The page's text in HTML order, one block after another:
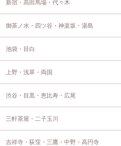
新宿・高田馬場・代々木
御茶ノ水・四ツ谷・神楽坂・湯島
池袋・目白
上野・浅草・両国
渋谷・目黒・恵比寿・広尾
三軒茶屋・二子玉川
吉祥寺・荻窪・三鷹・中野・高円寺